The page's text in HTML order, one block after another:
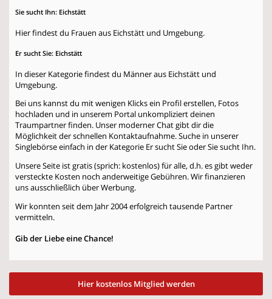
Sie sucht Ihn: Eichstätt
Hier findest du Frauen aus Eichstätt und Umgebung.
Er sucht Sie: Eichstätt
In dieser Kategorie findest du Männer aus Eichstätt und
Umgebung.
Bei uns kannst du mit wenigen Klicks ein Profil erstellen, Fotos
hochladen und in unserem Portal unkompliziert deinen
Traumpartner finden. Unser moderner Chat gibt dir die
Möglichkeit der schnellen Kontaktaufnahme. Suche in unserer
Singlebörse einfach in der Kategorie Er sucht SieoderSie sucht Ihn.
Unsere Seite ist gratis (sprich: kostenlos) für alle, d.h. es gibt weder
versteckte Kosten noch anderweitige Gebühren. Wir finanzieren
uns ausschließlich über Werbung.
Wir konnten seit dem Jahr 2004 erfolgreich tausende Partner
vermitteln.
Gib der Liebe eine Chance!
Hier kostenlos Mitglied werden